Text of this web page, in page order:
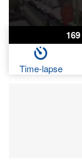
169
Time-lapse